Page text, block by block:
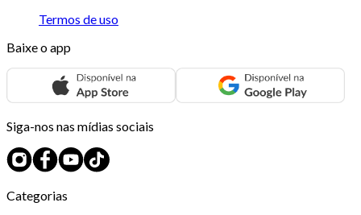
Termos de uso
Baixe o app
Siga-nos nas mídias sociais
Categorias